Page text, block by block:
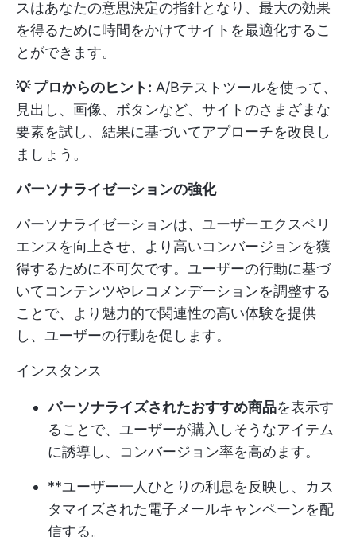
スはあなたの意思決定の指針となり、最大の効果
を得るために時間をかけてサイトを最適化するこ
とができます。
💡 プロからのヒント: A/Bテストツールを使って、
見出し、画像、ボタンなど、サイトのさまざまな
要素を試し、結果に基づいてアプローチを改良し
ましょう。
パーソナライゼーションの強化
パーソナライゼーションは、ユーザーエクスペリ
エンスを向上させ、より高いコンバージョンを獲
得するために不可欠です。ユーザーの行動に基づ
いてコンテンツやレコメンデーションを調整する
ことで、より魅力的で関連性の高い体験を提供
し、ユーザーの行動を促します。
インスタンス
パーソナライズされたおすすめ商品を表示す
ることで、ユーザーが購入しそうなアイテム
に誘導し、コンバージョン率を高めます。
**ユーザー一人ひとりの利息を反映し、カス
タマイズされた電子メールキャンペーンを配
信する。